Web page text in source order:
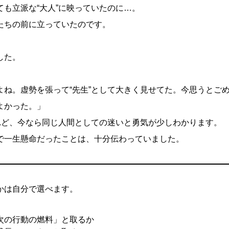
立派な“大人”に映っていたのに…。
の前に立っていたのです。
。
。虚勢を張って“先生”として大きく見せてた。今思うとご
った。」
、今なら同じ人間としての迷いと勇気が少しわかります。
生懸命だったことは、十分伝わっていました。
自分で選べます。
の行動の燃料」と取るか